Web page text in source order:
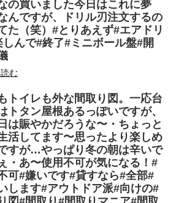
の買いました今日はこれに夢
んですが、ドリル刃注文するの
た（笑）#とりあえず#エアドリ
しんで#終了#ミニボール盤#開
む
トイレも外な間取り図。一応台
トタン屋根あるっぽいですが、
は賑やかだろうな〜・ちょっと
活してます〜思ったより楽しめ
すが…やっぱり冬の朝は辛いで
・あ〜使用不可が気になる！#
可#嫌いです#貸すなら#全部#
します#アウトドア派#向けの#